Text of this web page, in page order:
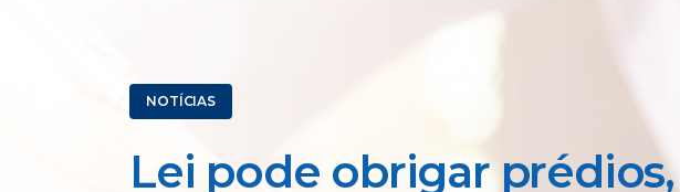
NOTÍCIAS
Lei pode obrigar prédios,